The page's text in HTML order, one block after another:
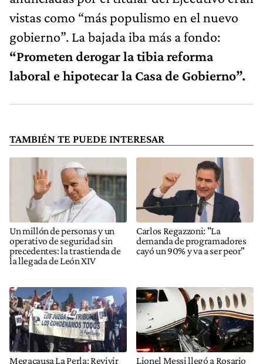
vistas como “más populismo en el nuevo
gobierno”. La bajada iba más a fondo:
“Prometen derogar la tibia reforma
laboral e hipotecar la Casa de Gobierno”.
TAMBIÉN TE PUEDE INTERESAR
Un millón de personas y un
operativo de seguridad sin
precedentes: la trastienda de
la llegada de León XIV
Carlos Regazzoni: "La
demanda de programadores
cayó un 90% y va a ser peor"
Megacausa La Perla: Revivir Lionel Messi llegó a Rosario